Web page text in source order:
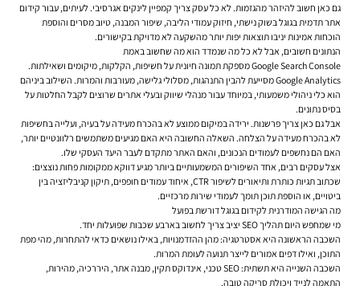
גם כאן חשוב להיזהר מהגזמות. לא כל עסק צריך קמפיין לינקים אגרסיבי. לעיתים, עבור קידום
אתר תדמית בגוגל בשוק נישתי, חיזוק עמודי הליבה, שיפור המבנה, טיוב מסרים והוספת
הוכחות אמינות יניבו תוצאות יפות יותר מהשקעה לא מדויקת בקישורים.
הנתונים חשובים, אבל לא כל מה שנמדד הוא מה שחשוב באמת
Google Search Console מספקת תמונה חיונית על חשיפות, הקלקות, מיקומים ושאילתות.
Google Analytics מסייעת להבין התנהגות, מסלולי גלישה, מעורבות והמרות. השילוב ביניהם
הוא כלי ניהולי משמעותי, במיוחד עבור מנהלי שיווק ובעלי אתרים שרוצים לקבל החלטות על
בסיס נתונים.
אבל גם כאן צריך פרשנות. ירידה במיקום ממוצע לא בהכרח מעידה על בעיה, ועלייה בחשיפות
לא בהכרח מעידה על הצלחה. השאלה החשובה היא האם מגיעים משתמשים רלוונטיים יותר,
האם הם נחשפים לעמודים הנכונים, והאם האתר מתקדם לעבר היעד העסקי שלו.
אצל עסקים רבים, אחד השיפורים המשמעותיים ביותר מגיע דווקא ממקומות פחות נוצצים:
שכתוב תגיות כותרת ותיאורים לשיפור CTR, איחוד עמודים חופפים, תיקון קניבליזציה בין
ביטויים, או הוספת תוכן תומך לעמודי שירות מרכזיים.
מה הגישה המודרנית לקידום בגוגל דורשת בפועל
מי שמחפש היום תהליך SEO יציב צריך לחשוב בארבע שכבות שפועלות יחד.
השכבה הראשונה היא אסטרטגיה: מהן ההזדמנויות, באילו נושאים כדאי להתחרות, מהי מפת
התוכן, ואילו דפים אמורים לייצר תנועה לעומת המרות.
השכבה השנייה היא תשתית: SEO טכני, אינדוקס תקין, מבנה אתר, היררכיה, מהירות,
התאמה לנייד ויכולת סריקה טובה.